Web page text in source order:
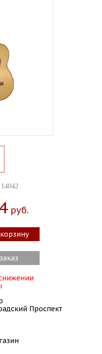
Руб.
Проспект